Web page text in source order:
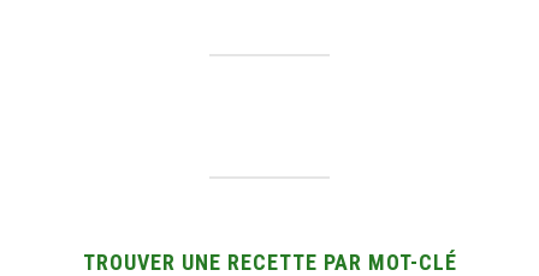
TROUVER UNE RECETTE PAR MOT-CLÉ